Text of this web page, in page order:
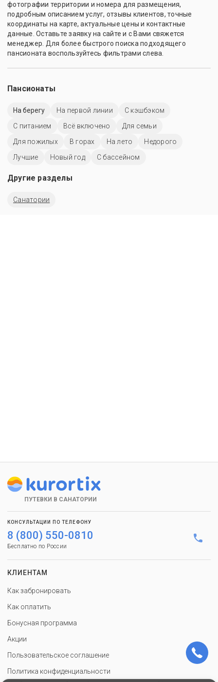
фотографии территории и номера для размещения,
подробным описанием услуг, отзывы клиентов, точные
координаты на карте, актуальные цены и контактные
данные. Оставьте заявку на сайте и с Вами свяжется
менеджер. Для более быстрого поиска подходящего
пансионата воспользуйтесь фильтрами слева.
Пансионаты
На берегу На первой линии
С кэшбэком
С питанием
Всё включено
Для семьи
Для пожилых
В горах На лето
Недорого
Лучшие
Новый год C бассейном
Другие разделы
Санатории
ПУТЕВКИ В САНАТОРИИ
КОНСУЛЬТАЦИИ ПО ТЕЛЕФОНУ
8 (800) 550-0810
Бесплатно по России
КЛИЕНТАМ
Как забронировать
Как оплатить
Бонусная программа
Акции
Пользовательское соглашение
Политика конфиденциальности